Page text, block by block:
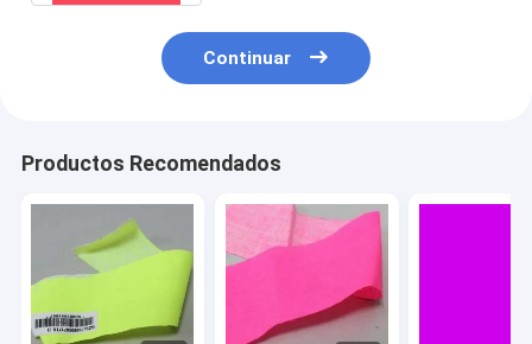
Continuar
Productos Recomendados